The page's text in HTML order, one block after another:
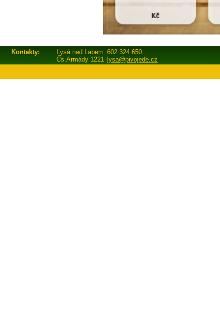
Kontakty: Lysá nad Labem 602 324 650
Čs.Armády 1221 lysa@pivojede.cz